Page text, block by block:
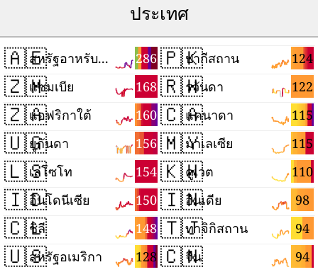
ประเทศ
🇦🇪 286
สหรัฐอาหรับเอมิเรตส์
🇿🇲 168
แซมเบีย
🇿🇦 160
แอฟริกาใต้
🇺🇬 156
ยูกันดา
🇱🇸 154
เลโซโท
🇮🇩 150
อินโดนีเซีย
🇨🇱 148
ชิลี
🇺🇸 128
สหรัฐอเมริกา
🇵🇰 124
ปากีสถาน
🇷🇼 122
รวันดา
🇨🇦 115
แคนาดา
🇲🇾 115
มาเลเซีย
🇰🇼 110
คูเวต
🇮🇳 98
อินเดีย
🇹🇯 94
ทาจิกิสถาน
🇨🇳 94
จีน